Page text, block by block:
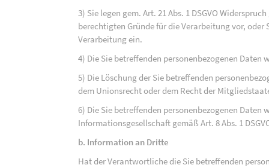
3) Sie legen gem. Art. 21 Abs. 1 DSGVO
berechtigten Gründe für die Verarbeitung vor, oder
Verarbeitung ein.
4) Die Sie betreffenden personenbezogenen
5) Die Löschung der Sie betreffenden
dem Unionsrecht oder dem Recht der
6) Die Sie betreffenden personenbezogenen Daten
Informationsgesellschaft gemäß Art. 8 Abs. 1
b. Information an Dritte
Hat der Verantwortliche die Sie betreffenden